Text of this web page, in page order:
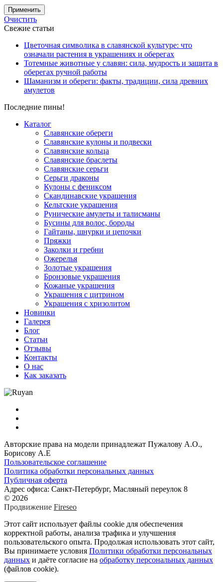
Применить
Очистить
Свежие статьи
Цветочная символика в славянской культуре: что
означали растения в украшениях и оберегах
Тотемные животные у славян: сила, мудрость и защита в
оберегах ручной работы
Шаманизм и обереги: факты, традиции, сила древних
амулетов
Последние пины!
Каталог
Славянские обереги
Славянские кулоны и подвески
Славянские кольца
Славянские браслеты
Славянские серьги
Серьги драконы
Кулоны с фениксом
Скандинавские украшения
Кельтские украшения
Рунические амулеты и талисманы
Бусины для волос, бороды
Гайтаны, шнурки и цепочки
Пряжки
Заколки и гребни
Ожерелья
Золотые украшения
Бронзовые украшения
Кожаные украшения
Украшения с цитрином
Украшения с хризолитом
Новинки
Галерея
Блог
Статьи
Отзывы
Контакты
О нас
Как заказать
Авторские права на модели принадлежат Пужалову А.О.,
Борисову А.Е
Пользовательское соглашение
Политика обработки персональных данных
Публичная оферта
Адрес офиса: Санкт-Петербург, Масляный переулок 8
© 2026
Продвижение Fireseo
Этот сайт использует файлы cookie для обеспечения
корректной работы, анализа трафика и улучшения
пользовательского опыта. Продолжая использовать этот сайт,
Вы принимаете условия Политики обработки персональных
данных и даёте согласие на обработку персональных данных
(файлов cookie).